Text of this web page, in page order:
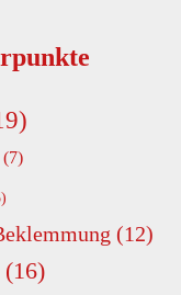
(7)
(12)
(16)